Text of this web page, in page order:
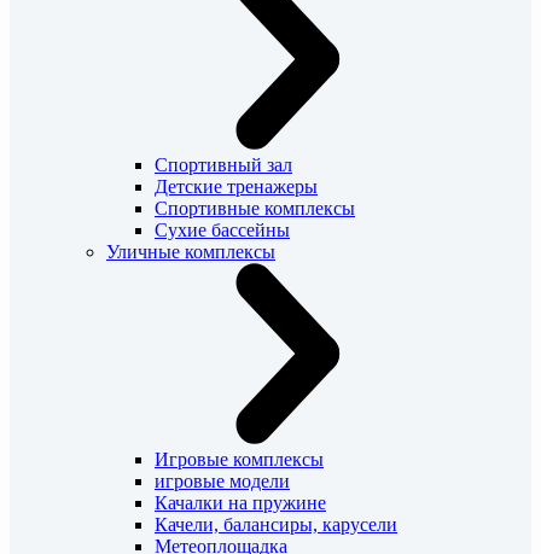
Спортивный зал
Детские тренажеры
Спортивные комплексы
Сухие бассейны
Уличные комплексы
Игровые комплексы
игровые модели
Качалки на пружине
Качели, балансиры, карусели
Метеоплощадка